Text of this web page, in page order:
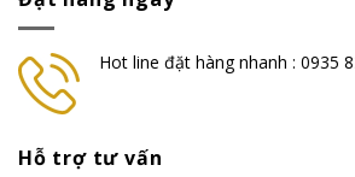
Hot line đặt hàng nhanh : 0935
Hỗ trợ tư vấn